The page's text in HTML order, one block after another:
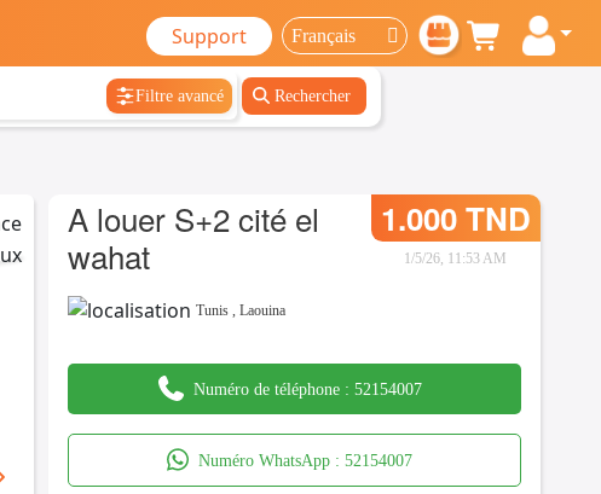
Support
Filtre avancé Rechercher
A louer S+2 cité el
wahat
1.000 TND
1/5/26, 11:53 AM
Tunis ,Laouina
Numéro de téléphone : 52154007
Numéro WhatsApp :52154007